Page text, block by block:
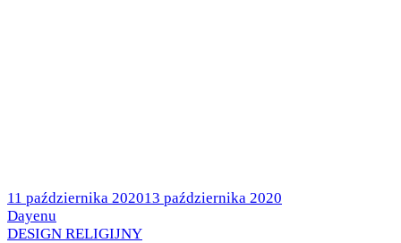
Posted
on
11 października 202013 października 2020
by
Dayenu
Posted
DESIGN RELIGIJNY